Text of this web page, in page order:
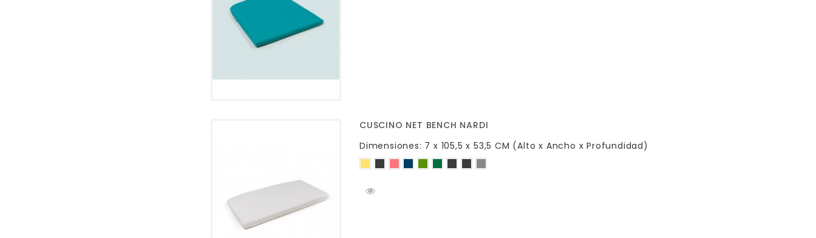
CUSCINO NET BENCH NARDI
Dimensiones: 7 x 105,5 x 53,5 CM (Alto x Ancho x Profundidad)